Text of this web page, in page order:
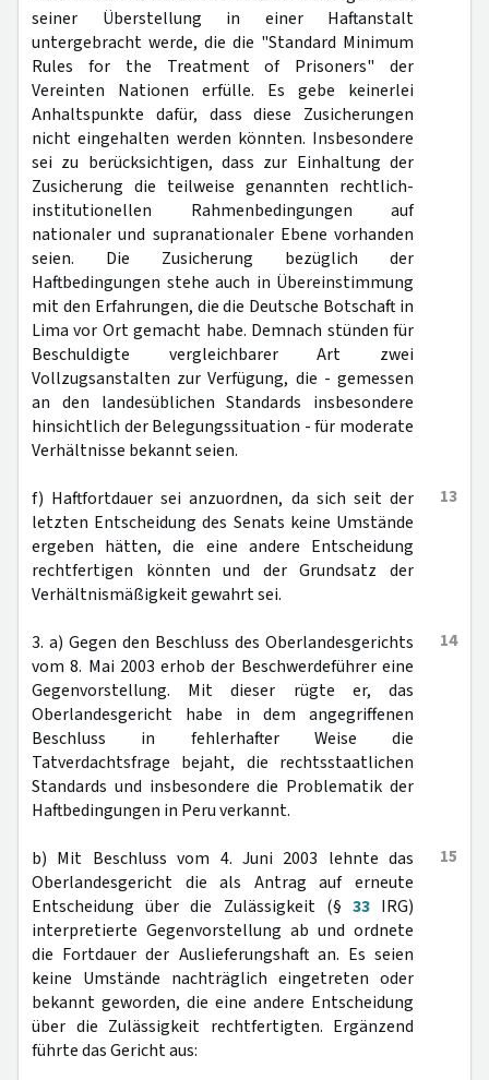
seiner Überstellung in einer Haftanstalt
untergebracht werde, die die "Standard Minimum
Rules for the Treatment of Prisoners" der
Vereinten Nationen erfülle. Es gebe keinerlei
Anhaltspunkte dafür, dass diese Zusicherungen
nicht eingehalten werden könnten. Insbesondere
sei zu berücksichtigen, dass zur Einhaltung der
Zusicherung die teilweise genannten rechtlich-
institutionellen Rahmenbedingungen auf
nationaler und supranationaler Ebene vorhanden
seien. Die Zusicherung bezüglich der
Haftbedingungen stehe auch in Übereinstimmung
mit den Erfahrungen, die die Deutsche Botschaft in
Lima vor Ort gemacht habe. Demnach stünden für
Beschuldigte vergleichbarer Art zwei
Vollzugsanstalten zur Verfügung, die - gemessen
an den landesüblichen Standards insbesondere
hinsichtlich der Belegungssituation - für moderate
Verhältnisse bekannt seien.
13
f) Haftfortdauer sei anzuordnen, da sich seit der
letzten Entscheidung des Senats keine Umstände
ergeben hätten, die eine andere Entscheidung
rechtfertigen könnten und der Grundsatz der
Verhältnismäßigkeit gewahrt sei.
14
3. a) Gegen den Beschluss des Oberlandesgerichts
vom 8. Mai 2003 erhob der Beschwerdeführer eine
Gegenvorstellung. Mit dieser rügte er, das
Oberlandesgericht habe in dem angegriffenen
Beschluss in fehlerhafter Weise die
Tatverdachtsfrage bejaht, die rechtsstaatlichen
Standards und insbesondere die Problematik der
Haftbedingungen in Peru verkannt.
15
b) Mit Beschluss vom 4. Juni 2003 lehnte das
Oberlandesgericht die als Antrag auf erneute
Entscheidung über die Zulässigkeit (§ 33IRG)
interpretierte Gegenvorstellung ab und ordnete
die Fortdauer der Auslieferungshaft an. Es seien
keine Umstände nachträglich eingetreten oder
bekannt geworden, die eine andere Entscheidung
über die Zulässigkeit rechtfertigten. Ergänzend
führte das Gericht aus: